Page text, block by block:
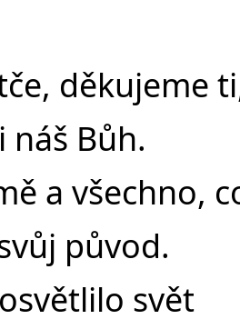
děkujeme
náš Bůh.
a všechno,
původ.
svět